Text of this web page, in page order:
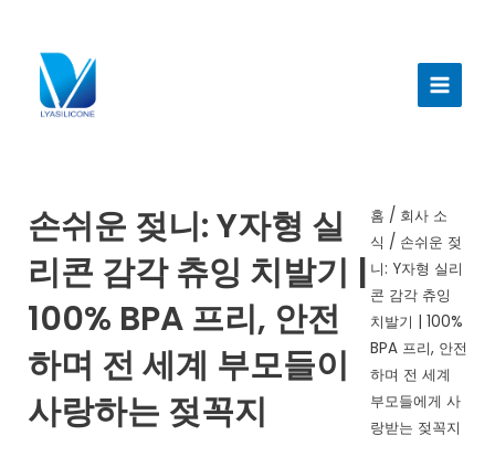
인
손쉬운 젖니: Y자형 실
리콘 감각 츄잉 치발기 |
100% BPA 프리, 안전
하며 전 세계 부모들이
사랑하는 젖꼭지
홈 / 회사 소
식 / 손쉬운 젖
니: Y자형 실리
콘 감각 츄잉
치발기 | 100%
BPA 프리, 안전
하며 전 세계
부모들에게 사
랑받는 젖꼭지